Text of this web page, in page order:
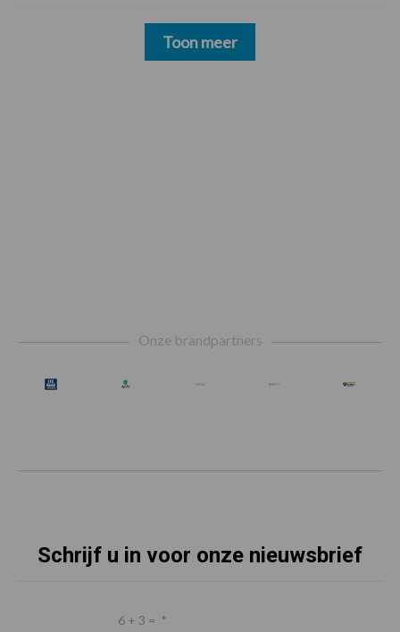
Toon meer
Onze brandpartners
Schrijf u in voor onze nieuwsbrief
6 + 3 = *